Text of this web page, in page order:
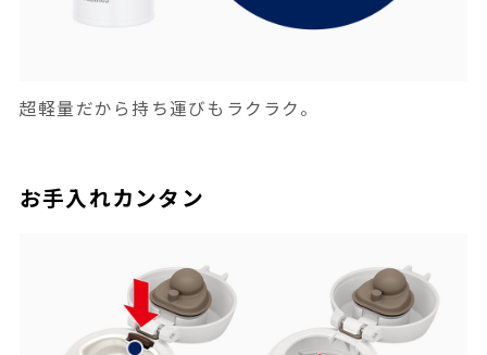
超軽量だから持ち運びもラクラク。
お手入れカンタン